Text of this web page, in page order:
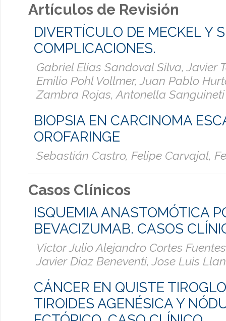
Artículos de Revisión
DIVERTÍCULO DE MECKEL Y
COMPLICACIONES.
Gabriel Elías Sandoval Silva, Javier
Emilio Pohl Vollmer, Juan Pablo
Zambra Rojas, Antonella
BIOPSIA EN CARCINOMA
OROFARINGE
Sebastián Castro, Felipe Carvajal,
Casos Clínicos
ISQUEMIA ANASTOMÓTICA
BEVACIZUMAB. CASOS
Victor Julio Alejandro Cortes
Javier Diaz Beneventi, Jose Luis
CÁNCER EN QUISTE
TIROIDES AGENÉSICA Y